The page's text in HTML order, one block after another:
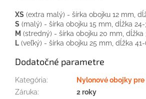
XS (extra malý) - šírka obojku 12 mm,
S (malý) - šírka obojku 15 mm, dĺžka 24-
M (stredný) - šírka obojku 20 mm, dĺžka
L (veľký) - šírka obojku 25 mm, dĺžka
Dodatočné parametre
Kategória:
Nylonové obojky pre
Záruka:
2 roky